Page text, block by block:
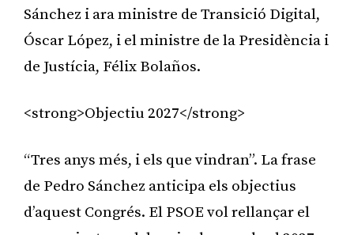
Sánchez i ara ministre de Transició Digital,
Óscar López, i el ministre de la Presidència i
de Justícia, Félix Bolaños.
<strong>Objectiu 2027</strong>
“Tres anys més, i els que vindran”. La frase
de Pedro Sánchez anticipa els objectius
d’aquest Congrés. El PSOE vol rellançar el